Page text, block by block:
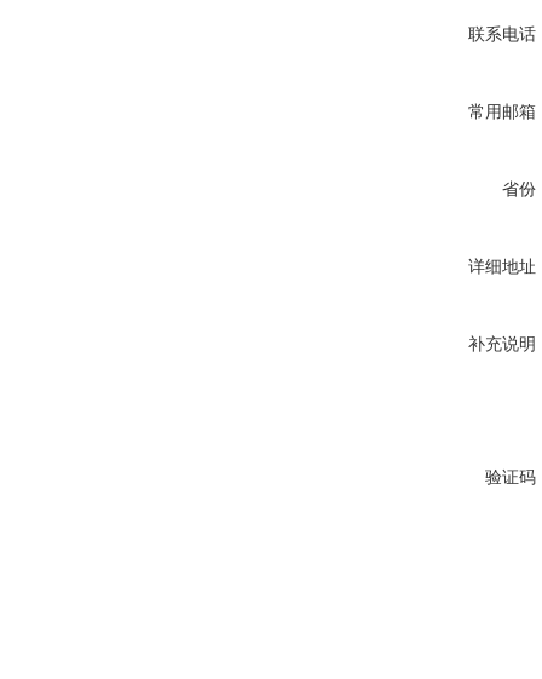
联系电话
常用邮箱
省份
详细地址
补充说明
验证码